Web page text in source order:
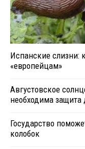
Испанские слизни:
«европейцам»
Августовское
необходима
Государство
колобок